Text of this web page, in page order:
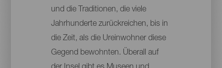
und die Traditionen, die viele
Jahrhunderte zurückreichen, bis in
die Zeit, als die Ureinwohner diese
Gegend bewohnten. Überall auf